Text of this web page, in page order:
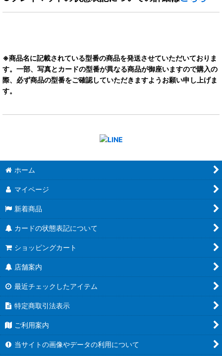
※商品名に記載されている型番の商品を発送させていただいておりま
す。一部、写真とカードの型番が異なる商品が御座いますので購入の
際、必ず商品の型番をご確認していただきますようお願い申し上げま
す。
ホーム
マイページ
新着商品
カードの状態表記について
ショッピングカート
店舗案内
最近チェックしたアイテム
特定商取引法表示
ご利用案内
当サイトの画像やデータの利用について